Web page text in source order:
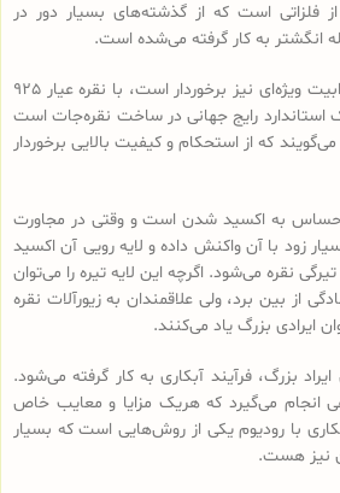
فلزاتی است که از گذشته‌های بسیار دور در
انگشتر به کار گرفته می‌شده است.
انگشتر نقره زنانه، که از جذابیت ویژه‌ای نیز برخوردار است، با نقره عیار 925
می‌شود. نقره 925 یک استاندارد رایج جهانی در ساخت نقره‌جات است
که از استحکام و کیفیت بالایی برخوردار
حساس به اکسید شدن است و وقتی در مجاورت
زود با آن واکنش داده و لایه رویی آن اکسید
نقره می‌شود. اگرچه این لایه تیره را می‌توان
از بین برد، ولی علاقمندان به زیورآلات نقره
ایرادی بزرگ یاد می‌کنند.
بزرگ، فرآیند آبکاری به کار گرفته می‌شود.
انجام می‌گیرد که هریک مزایا و معایب خاص
با رودیوم یکی از روش‌هایی است که بسیار
نیز هست.